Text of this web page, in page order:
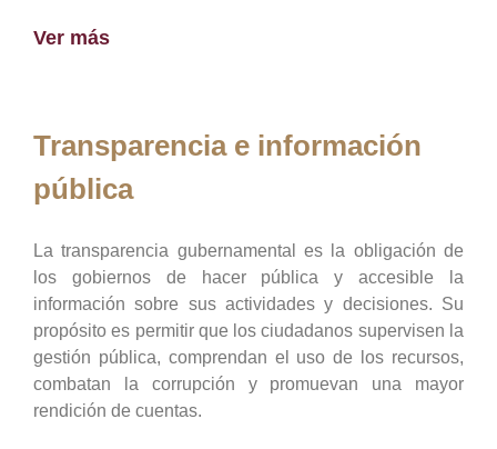
Ver más
Transparencia e información
pública
La transparencia gubernamental es la obligación de
los gobiernos de hacer pública y accesible la
información sobre sus actividades y decisiones. Su
propósito es permitir que los ciudadanos supervisen la
gestión pública, comprendan el uso de los recursos,
combatan la corrupción y promuevan una mayor
rendición de cuentas.